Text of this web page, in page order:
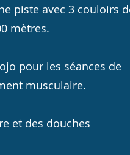
piste avec 3 couloirs
mètres.
pour les séances de
musculaire.
et des douches